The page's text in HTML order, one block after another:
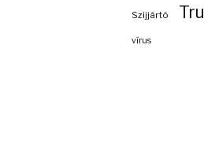
Szijjártó
vírus